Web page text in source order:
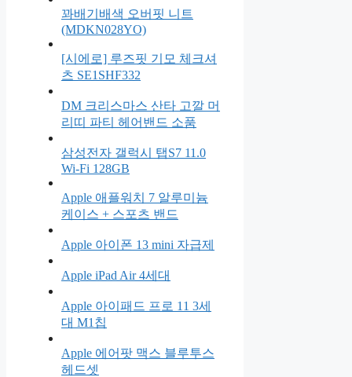
꽈배기배색 오버핏 니트
(MDKN028YO)
[시에로] 루즈핏 기모 체크셔
츠 SE1SHF332
DM 크리스마스 산타 고깔 머
리띠 파티 헤어밴드 소품
삼성전자 갤럭시 탭S7 11.0
Wi-Fi 128GB
Apple 애플워치 7 알루미늄
케이스 + 스포츠 밴드
Apple 아이폰 13 mini 자급제
Apple iPad Air 4세대
Apple 아이패드 프로 11 3세
대 M1칩
Apple 에어팟 맥스 블루투스
헤드셋